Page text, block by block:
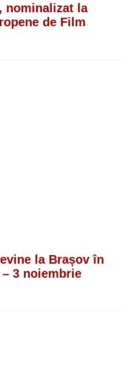
nominalizat la
de Film
la Brașov în
3 noiembrie